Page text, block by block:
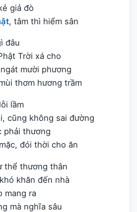
giả đò
, tâm thì hiểm sân
đâu
Trời xá cho
mười phương
thơm hương trầm
lầm
cũng không sai đường
phải thương
đói thời cho ăn
thể thương thân
khăn đến nhà
mang ra
mà nghĩa sâu